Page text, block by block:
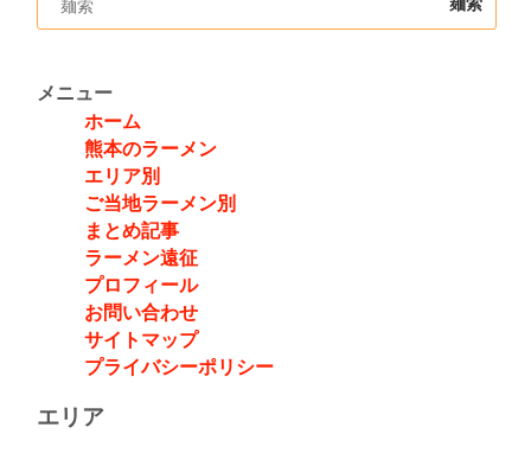
メニュー
ホーム
熊本のラーメン
エリア別
ご当地ラーメン別
まとめ記事
ラーメン遠征
プロフィール
お問い合わせ
サイトマップ
プライバシーポリシー
エリア